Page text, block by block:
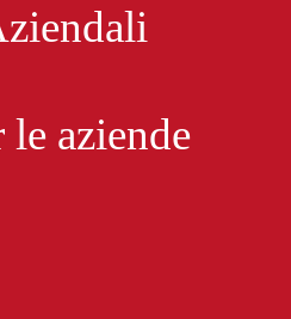
aziende